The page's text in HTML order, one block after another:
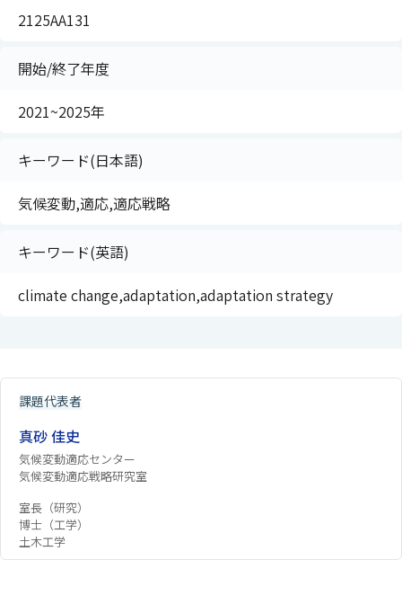
2125AA131
開始/終了年度
2021~2025年
キーワード(日本語)
気候変動,適応,適応戦略
キーワード(英語)
climate change,adaptation,adaptation strategy
課題代表者
真砂 佳史
気候変動適応センター
気候変動適応戦略研究室
室長（研究）
博士（工学）
土木工学